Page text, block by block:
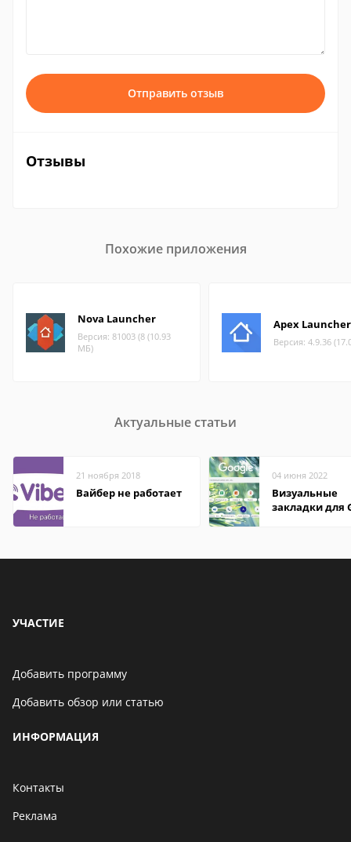
Отправить отзыв
Отзывы
Похожие приложения
Nova Launcher
Версия: 81003 (8 (10.93
МБ)
Apex Launcher
Версия: 4.9.36
Актуальные статьи
21 ноября 2018
Вайбер не работает
04 июня 2022
Визуальные
закладки для
УЧАСТИЕ
Добавить программу
Добавить обзор или статью
ИНФОРМАЦИЯ
Контакты
Реклама